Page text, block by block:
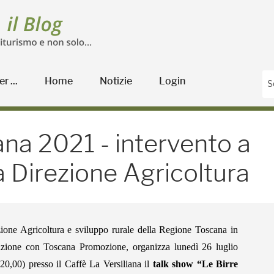
... Home Notizie Login
2021 - intervento a
Agricoltura
Agricoltura e sviluppo rurale della Regione Toscana in
con Toscana Promozione, organizza lunedì 26 luglio
presso il Caffè La Versiliana il talk show “Le Birre